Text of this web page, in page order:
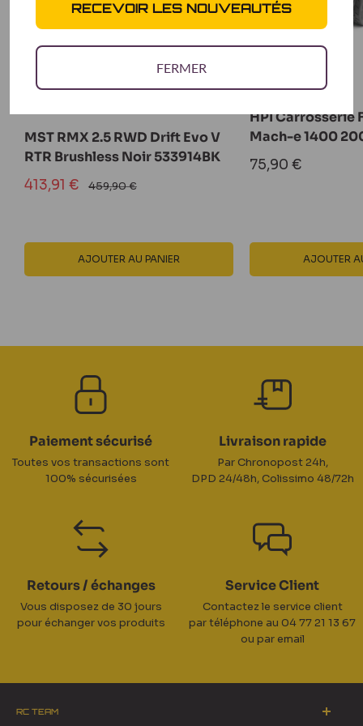
MST RMX 2.5 RWD Drift Evo V
RTR Brushless Noir 533914BK
Prix
413,91 € Prix
normal
459,90 €
AJOUTER AU PANIER
HPI Carrosserie
Mach-e 1400
Prix
75,90 €
AJOUTER
Paiement sécurisé
Toutes vos transactions sont
100% sécurisées
Livraison rapide
Par Chronopost 24h,
DPD 24/48h, Colissimo 48/72h
Retours / échanges
Vous disposez de 30 jours
pour échanger vos produits
Service Client
Contactez le service client
par téléphone au 04 77 21 13 67
ou par email
RC TEAM
RECEVOIR LES NOUVEAUTÉS
FERMER